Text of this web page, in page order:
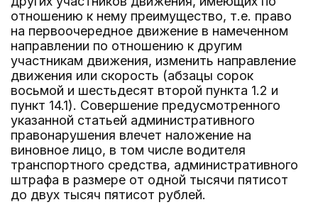
отношению к нему преимущество, т.е. право
на первоочередное движение в намеченном
направлении по отношению к другим
участникам движения, изменить направление
движения или скорость (абзацы сорок
восьмой и шестьдесят второй пункта 1.2 и
пункт 14.1). Совершение предусмотренного
указанной статьей административного
правонарушения влечет наложение на
виновное лицо, в том числе водителя
транспортного средства, административного
штрафа в размере от одной тысячи пятисот
до двух тысяч пятисот рублей.